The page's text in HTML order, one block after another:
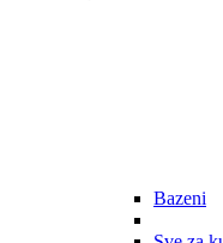
Bazeni